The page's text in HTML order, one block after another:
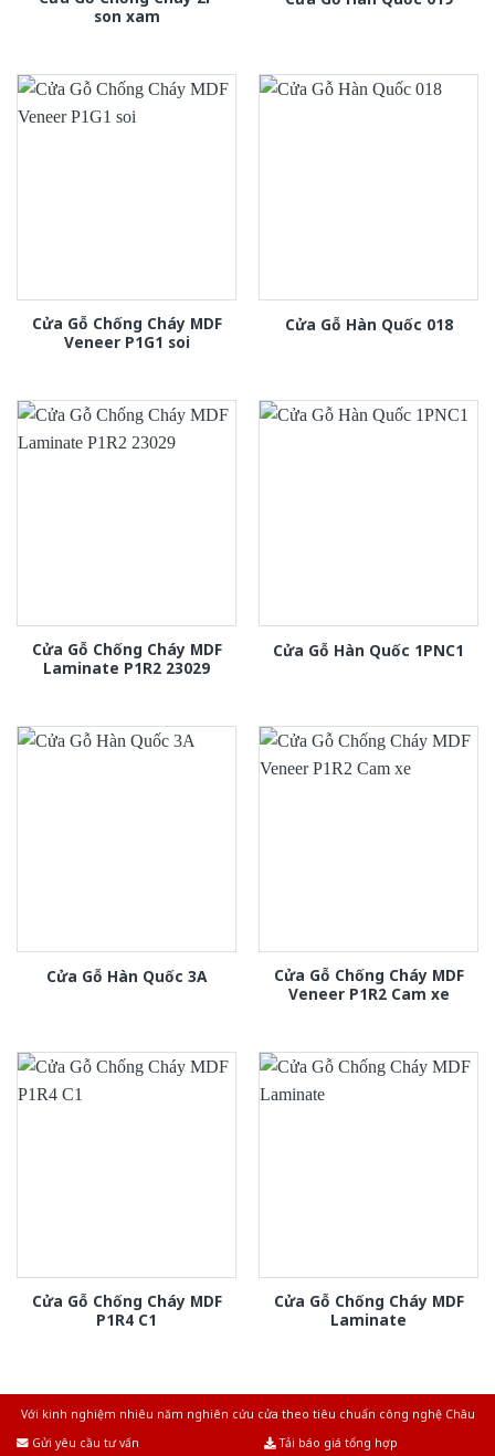
son xam
Cửa Gỗ Chống Cháy MDF
Veneer P1G1 soi
Cửa Gỗ Hàn Quốc 018
Cửa Gỗ Chống Cháy MDF
Laminate P1R2 23029
Cửa Gỗ Hàn Quốc 1PNC1
Cửa Gỗ Hàn Quốc 3A
Cửa Gỗ Chống Cháy MDF
Veneer P1R2 Cam xe
Cửa Gỗ Chống Cháy MDF
P1R4 C1
Cửa Gỗ Chống Cháy MDF
Laminate
Với kinh nghiệm nhiêu năm nghiên cứu cửa theo tiêu chuẩn công nghệ Châu
Gửi yêu cầu tư vấn
Tải báo giá tổng hợp